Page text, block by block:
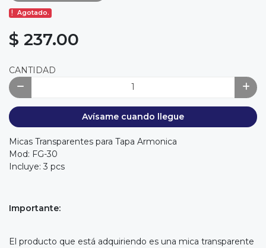
Agotado.
$ 237.00
CANTIDAD
Avísame cuando llegue
Micas Transparentes para Tapa Armonica
Mod: FG-30
Incluye: 3 pcs
Importante:
El producto que está adquiriendo es una mica transparente